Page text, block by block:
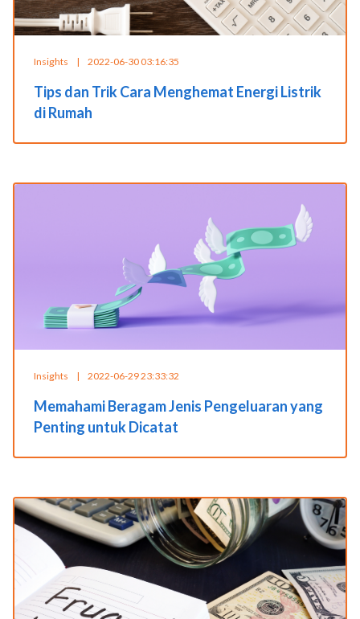
Insights | 2022-06-30 03:16:35
Tips dan Trik Cara Menghemat Energi Listrik
di Rumah
Insights | 2022-06-29 23:33:32
Memahami Beragam Jenis Pengeluaran yang
Penting untuk Dicatat